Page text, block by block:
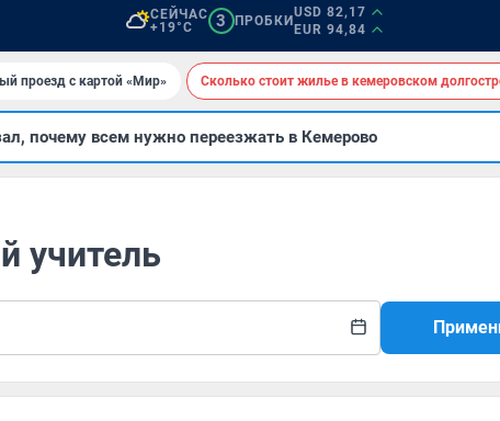
СЕЙЧАС
+19°C
3 ПРОБКИ
USD 82,17
EUR 94,84
проезд с картой «Мир» Сколько стоит жилье в кемеровском
почему всем нужно переезжать в Кемерово
учитель